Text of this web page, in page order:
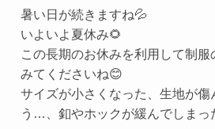
暑い日が続きますね💦
いよいよ夏休み🌻
この長期のお休みを利用して制服
みてくださいね😊
サイズが小さくなった、生地が傷
う…、釦やホックが緩んでしまっ